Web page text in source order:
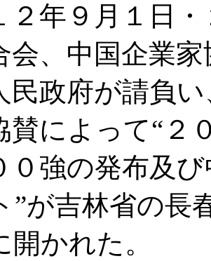
年９月１日・
会、中国企業
民政府が請負
賛によって“２
０強の発布及
”が吉林省の長
かれた。